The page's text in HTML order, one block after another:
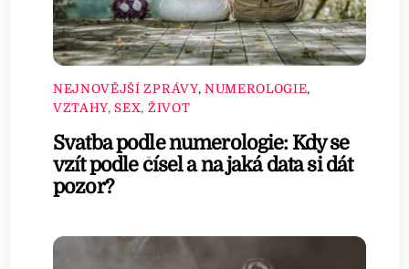
NEJNOVĚJŠÍ ZPRÁVY, NUMEROLOGIE,
VZTAHY, SEX, ŽIVOT
Svatba podle numerologie: Kdy se
vzít podle čísel a na jaká data si dát
pozor?